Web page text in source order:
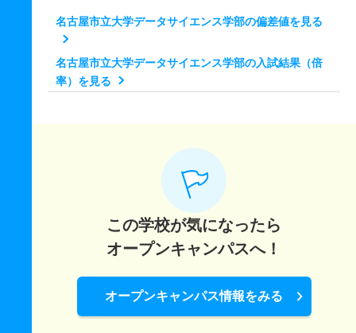
名古屋市立大学データサイエンス学部の偏差値を見る
名古屋市立大学データサイエンス学部の入試結果（倍
率）を見る
この学校が気になったら
オープンキャンパスへ！
オープンキャンパス情報をみる